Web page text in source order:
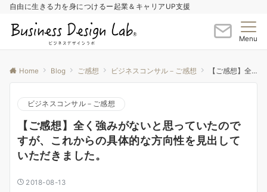
自由に生きる力を身につけるー起業＆キャリアUP支援
Menu
Home Blog ご感想 ビジネスコンサル－ご感想 【ご感想】全く強みがないと思っていたのですが、これからの具体的な方向性を見出していただきました。
ビジネスコンサル－ご感想
【ご感想】全く強みがないと思っていたので
すが、これからの具体的な方向性を見出して
いただきました。
2018-08-13